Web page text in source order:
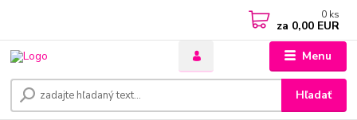
Menu
Hľadať
0 ks
za 0,00 EUR